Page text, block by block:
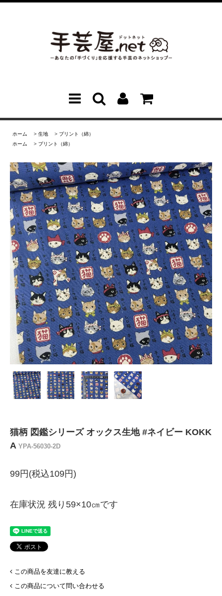
ホーム > 生地 > プリント（綿）
ホーム
> プリント（綿）
猫柄 図鑑シリーズ オックス生地 #ネイビー KOKK
A YPA-56030-2D
99円(税込109円)
在庫状況 残り59×10㎝です
この商品を友達に教える
この商品について問い合わせる